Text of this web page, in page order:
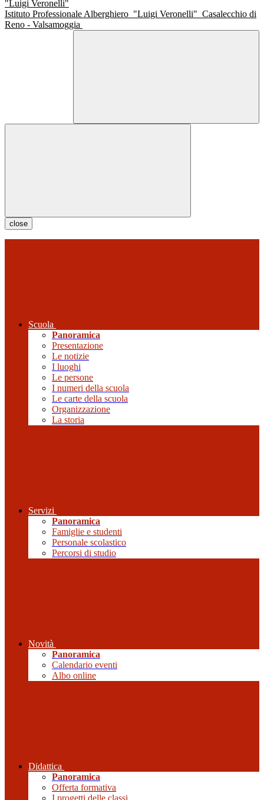
Istituto Professionale Alberghiero "Luigi Veronelli" Casalecchio di
Reno - Valsamoggia
close
Scuola
Panoramica
Presentazione
Le notizie
I luoghi
Le persone
I numeri della scuola
Le carte della scuola
Organizzazione
La storia
Servizi
Panoramica
Famiglie e studenti
Personale scolastico
Percorsi di studio
Novità
Panoramica
Calendario eventi
Albo online
Didattica
Panoramica
Offerta formativa